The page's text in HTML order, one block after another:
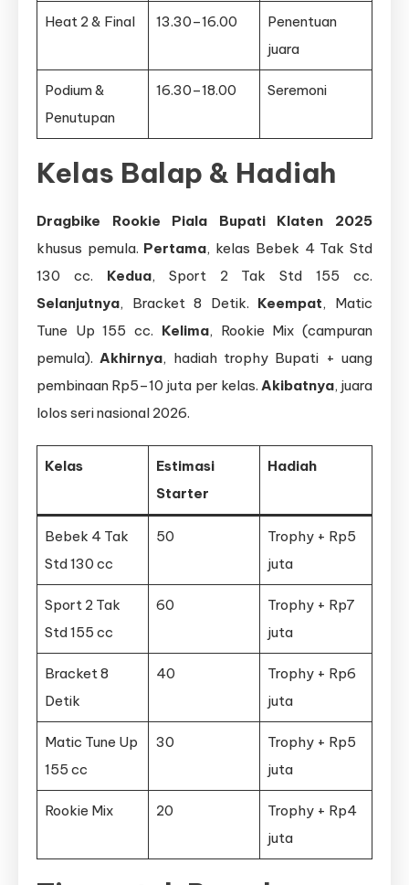
Heat 2 & Final 13.30–16.00
Penentuan
juara
Podium &
Penutupan
16.30–18.00 Seremoni
Kelas Balap & Hadiah
Dragbike Rookie Piala Bupati Klaten 2025
khusus pemula. Pertama, kelas Bebek 4 Tak Std
130 cc. Kedua, Sport 2 Tak Std 155 cc.
Selanjutnya, Bracket 8 Detik. Keempat, Matic
Tune Up 155 cc. Kelima, Rookie Mix (campuran
pemula).Akhirnya, hadiah trophy Bupati + uang
pembinaan Rp5–10 juta per kelas. Akibatnya, juara
lolos seri nasional 2026.
Kelas
Estimasi
Starter
Hadiah
Bebek 4 Tak
Std 130 cc
50
Trophy + Rp5
juta
Sport 2 Tak
Std 155 cc
60
Trophy + Rp7
juta
Bracket 8
Detik
40
Trophy + Rp6
juta
Matic Tune Up
155 cc
30
Trophy + Rp5
juta
Rookie Mix 20
Trophy + Rp4
juta